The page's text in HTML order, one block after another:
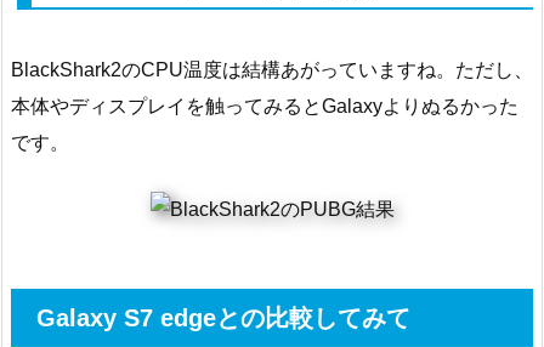
BlackShark2のCPU温度は結構あがっていますね。ただし、
本体やディスプレイを触ってみるとGalaxyよりぬるかった
です。
Galaxy S7 edgeとの比較してみて